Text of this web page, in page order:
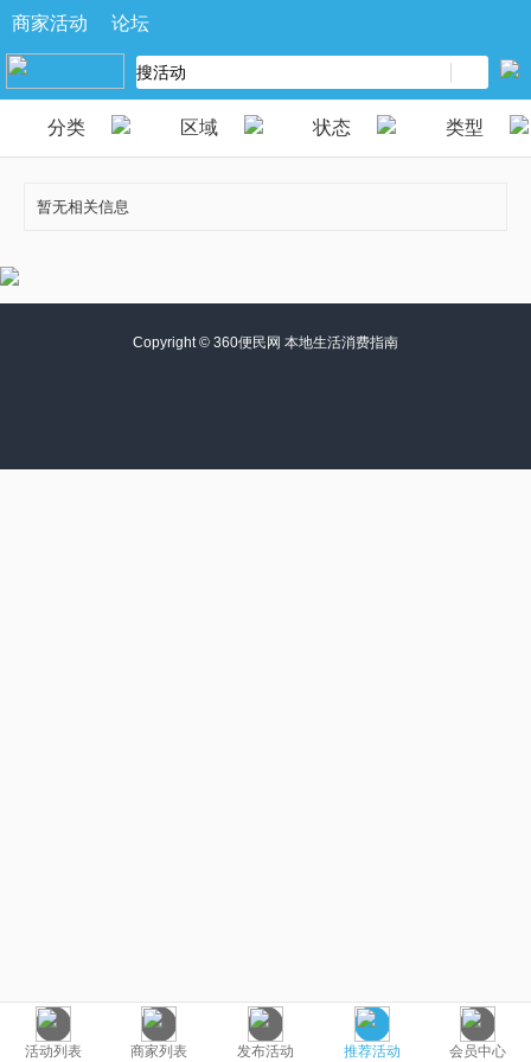
商家活动 论坛
分类 区域 状态 类型
暂无相关信息
活动列表 商家列表 发布活动 推荐活动 会员中心
Copyright © 360便民网 本地生活消费指南